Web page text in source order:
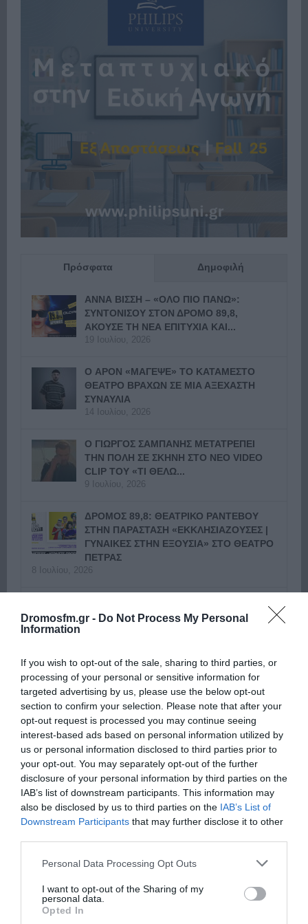
Dromosfm.gr - Do Not Process My Personal
Information
If you wish to opt-out of the sale, sharing to third parties, or
processing of your personal or sensitive information for
targeted advertising by us, please use the below opt-out
section to confirm your selection. Please note that after your
opt-out request is processed you may continue seeing
interest-based ads based on personal information utilized by
us or personal information disclosed to third parties prior to
your opt-out. You may separately opt-out of the further
disclosure of your personal information by third parties on the
IAB’s list of downstream participants. This information may
also be disclosed by us to third parties on the IAB’s List of
Downstream Participants that may further disclose it to other
Please note that this website/app uses one or more Google
not limited to your visit or usage behaviour. You may click to
grant or deny consent to Google and its third-party tags to
use your data for below specified purposes in below Google
Personal Data Processing Opt Outs
I want to opt-out of the Sharing of my
personal data.
Opted In
Πρόσφατα Δημοφιλή
ΑΝΝΑ ΒΙΣΣΗ – «ΟΛΟ ΠΙΟ ΠΑΝΩ»:
ΣΥΝΤΟΝΙΣΟΥ ΣΤΟΝ ΔΡΟΜΟ 89,8,
ΑΚΟΥΣΕ ΤΗ ΝΕΑ ΕΠΙΤΥΧΙΑ ΚΑΙ...
19 Ιουλίου, 2026
Ο APON «ΜΑΓΕΨΕ» ΤΟ ΚΑΤΑΜΕΣΤΟ
ΘΕΑΤΡΟ ΒΡΑΧΩΝ ΣΕ ΜΙΑ ΑΞΕΧΑΣΤΗ
ΣΥΝΑΥΛΙΑ
14 Ιουλίου, 2026
Ο ΓΙΩΡΓΟΣ ΣΑΜΠΑΝΗΣ ΜΕΤΑΤΡΕΠΕΙ
ΤΗΝ ΠΟΛΗ ΣΕ ΣΚΗΝΗ ΣΤΟ ΝΕΟ VIDEO
CLIP ΤΟΥ «ΤΙ ΘΕΛΩ...
9 Ιουλίου, 2026
ΔΡΟΜΟΣ 89,8: ΘΕΑΤΡΙΚΟ ΡΑΝΤΕΒΟΥ
ΣΤΗΝ ΠΑΡΑΣΤΑΣΗ «ΕΚΚΛΗΣΙΑΖΟΥΣΕΣ |
ΓΥΝΑΙΚΕΣ ΣΤΗΝ ΕΞΟΥΣΙΑ» ΣΤΟ ΘΕΑΤΡΟ
ΠΕΤΡΑΣ
8 Ιουλίου, 2026
ΕΠΙΣΤΡΕΦΕΙ ΣΤΟ ΚΑΤΡΑΚΕΙΟ ΓΙΑ ΤΗ
Επόμενο »
ΕΙΠΕΣ – ΦΕΡΡΗΣ ΘΟΔΩΡΗΣ